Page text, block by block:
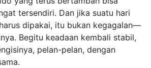
tersendiri. Dan jika suatu hari
dipakai, itu bukan kegagalan—
Begitu keadaan kembali stabil,
pelan-pelan, dengan